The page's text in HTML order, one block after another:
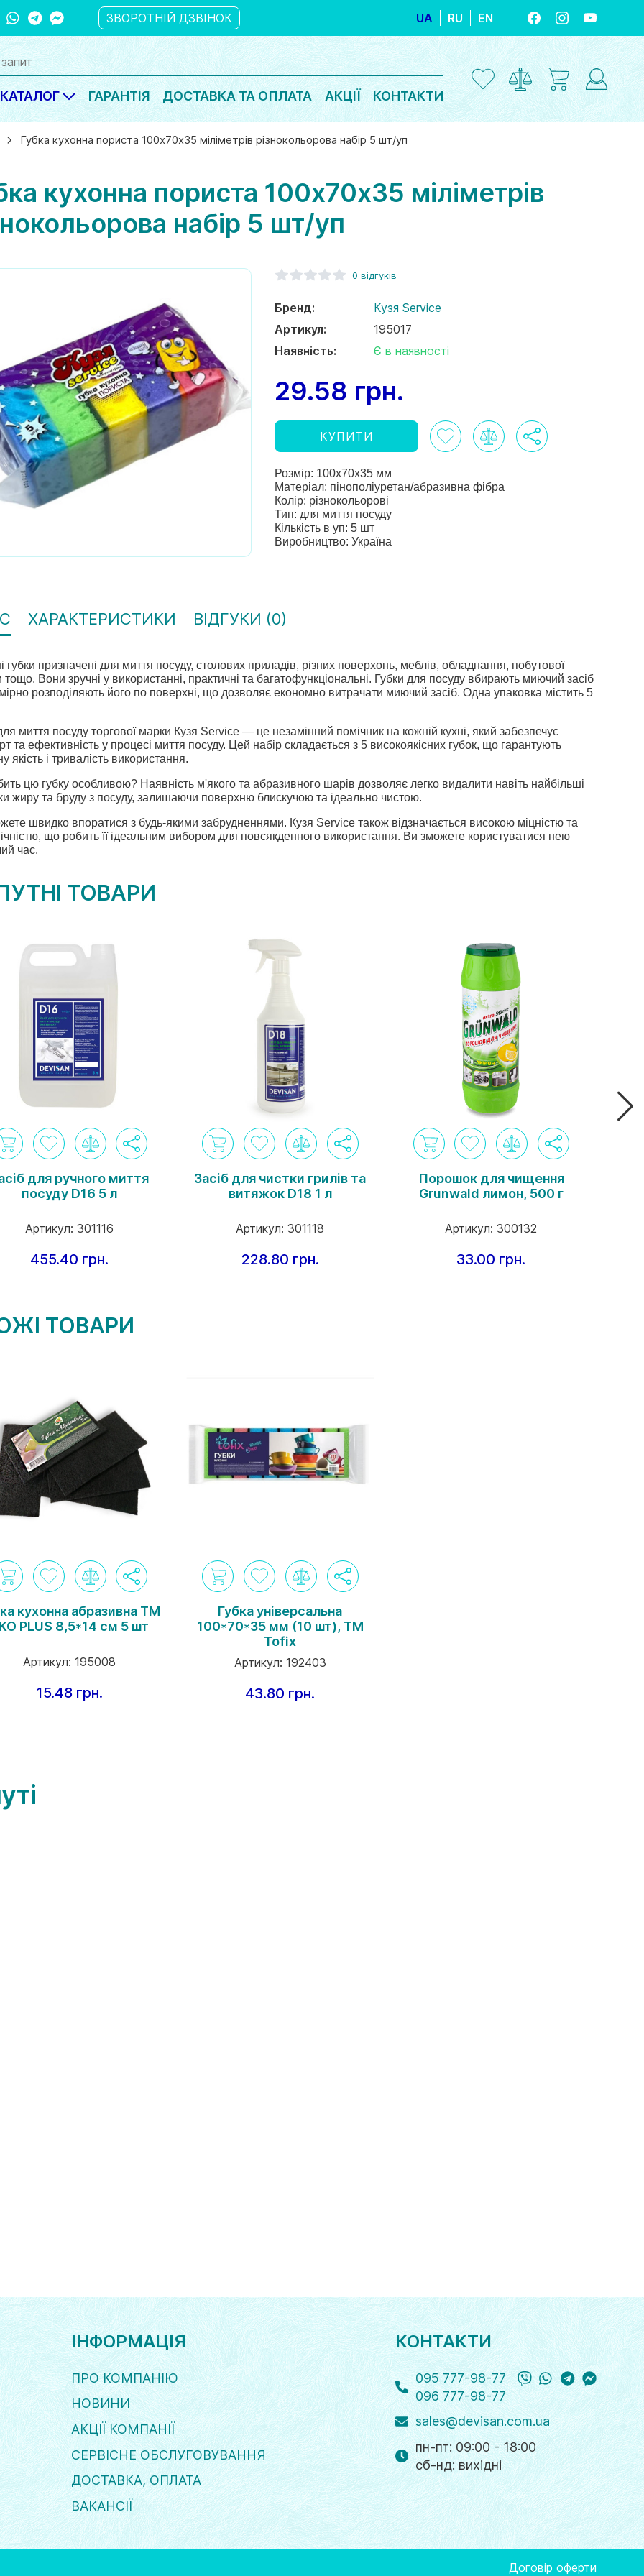
WhatsApp
Telegram
MessangerЗВОРОТНІЙ ДЗВІНОК UA RU EN FACEBOOK
INSTAGRAM
YOUTUBE
КАТАЛОГ ГАРАНТІЯ ДОСТАВКА ТА ОПЛАТА АКЦІЇ КОНТАКТИ
Губка кухонна пориста 100х70х35 міліметрів різнокольорова набір 5 шт/уп
кухонна пориста 100х70х35 міліметрів
набір 5 шт/уп
0 відгуків
Бренд:
Кузя Service
Артикул:
195017
Наявність:
Є в наявності
29.58 грн.
КУПИТИ
Розмір: 100х70х35 мм
Матеріал: пінополіуретан/абразивна фібра
Колір: різнокольорові
Тип: для миття посуду
Кількість в уп: 5 шт
Виробництво: Україна
ХАРАКТЕРИСТИКИ ВІДГУКИ (0)
губки призначені для миття посуду, столових приладів, різних поверхонь, меблів, обладнання, побутової
тощо. Вони зручні у використанні, практичні та багатофункціональні. Губки для посуду вбирають миючий засіб
розподіляють його по поверхні, що дозволяє економно витрачати миючий засіб. Одна упаковка містить 5
миття посуду торгової марки Кузя Service — це незамінний помічник на кожній кухні, який забезпечує
та ефективність у процесі миття посуду. Цей набір складається з 5 високоякісних губок, що гарантують
якість і тривалість використання.
цю губку особливою? Наявність м'якого та абразивного шарів дозволяє легко видалити навіть найбільші
жиру та бруду з посуду, залишаючи поверхню блискучою та ідеально чистою.
швидко впоратися з будь-якими забрудненнями. Кузя Service також відзначається високою міцністю та
що робить її ідеальним вибором для повсякденного використання. Ви зможете користуватися нею
час.
ТОВАРИ
для ручного миття
посуду D16 5 л
Артикул: 301116
455.40 грн.
Засіб для чистки грилів та
витяжок D18 1 л
Артикул: 301118
228.80 грн.
Порошок для чищення
Grunwald лимон, 500 г
Артикул: 300132
33.00 грн.
ТОВАРИ
кухонна абразивна ТМ
PLUS 8,5*14 см 5 шт
Артикул: 195008
15.48 грн.
Губка універсальна
100*70*35 мм (10 шт), ТМ
Tofix
Артикул: 192403
43.80 грн.
ІНФОРМАЦІЯ
ПРО КОМПАНІЮ
НОВИНИ
АКЦІЇ КОМПАНІЇ
СЕРВІСНЕ ОБСЛУГОВУВАННЯ
ДОСТАВКА, ОПЛАТА
ВАКАНСІЇ
КОНТАКТИ
095 777-98-77 ViberWhatsApp
Telegram
096 777-98-77
sales@devisan.com.ua
пн-пт: 09:00 - 18:00
cб-нд: вихідні
Договір оферти